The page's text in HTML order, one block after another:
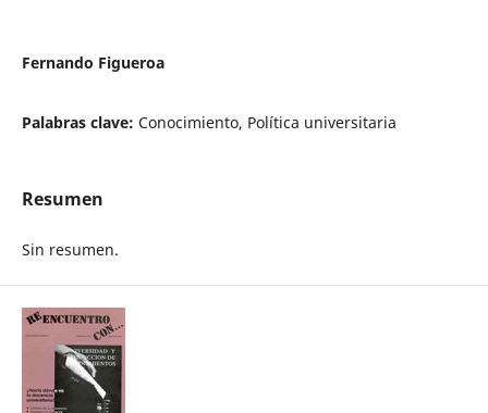
Fernando Figueroa
Palabras clave: Conocimiento, Política universitaria
Resumen
Sin resumen.